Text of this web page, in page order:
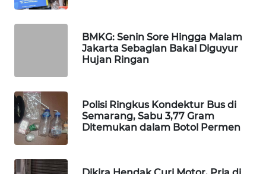
BMKG: Senin Sore Hingga Malam
Jakarta Sebagian Bakal Diguyur
Hujan Ringan
Polisi Ringkus Kondektur Bus di
Semarang, Sabu 3,77 Gram
Ditemukan dalam Botol Permen
WAHANA
SELEB
WAHANA
OTOMOTIF
WAHANA